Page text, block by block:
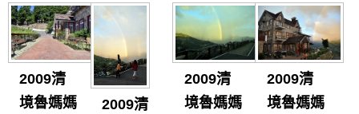
2009清
境魯媽媽
2009清
2009清
境魯媽媽
2009清
境魯媽媽